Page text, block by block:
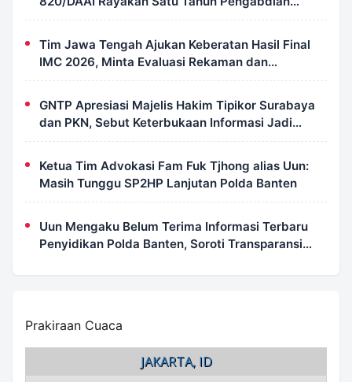
dengan Semangat Kebersamaan
Tim Jawa Tengah Ajukan Keberatan Hasil Final
IMC 2026, Minta Evaluasi Rekaman dan
Scorecard Juri
GNTP Apresiasi Majelis Hakim Tipikor Surabaya
dan PKN, Sebut Keterbukaan Informasi Jadi
Instrumen Pengawasan Korupsi
Ketua Tim Advokasi Fam Fuk Tjhong alias Uun:
Masih Tunggu SP2HP Lanjutan Polda Banten
Uun Mengaku Belum Terima Informasi Terbaru
Penyidikan Polda Banten, Soroti Transparansi
Prakiraan Cuaca
JAKARTA, ID